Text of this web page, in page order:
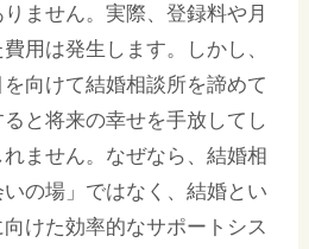
ません。実際、登録料や月
用は発生します。しかし、
向けて結婚相談所を諦めて
と将来の幸せを手放してし
ません。なぜなら、結婚相
の場」ではなく、結婚とい
けた効率的なサポートシス